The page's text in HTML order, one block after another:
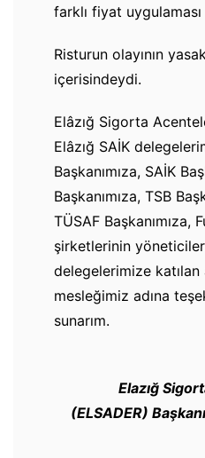
farklı fiyat
Risturun olayının
içerisindeydi.
Elâzığ Sigorta
Elâzığ SAİK
Başkanımıza, SAİK
Başkanımıza, TSB
TÜSAF Başkanımıza,
şirketlerinin
delegelerimize
mesleğimiz adına
sunarım.
Elazığ
(ELSADER)